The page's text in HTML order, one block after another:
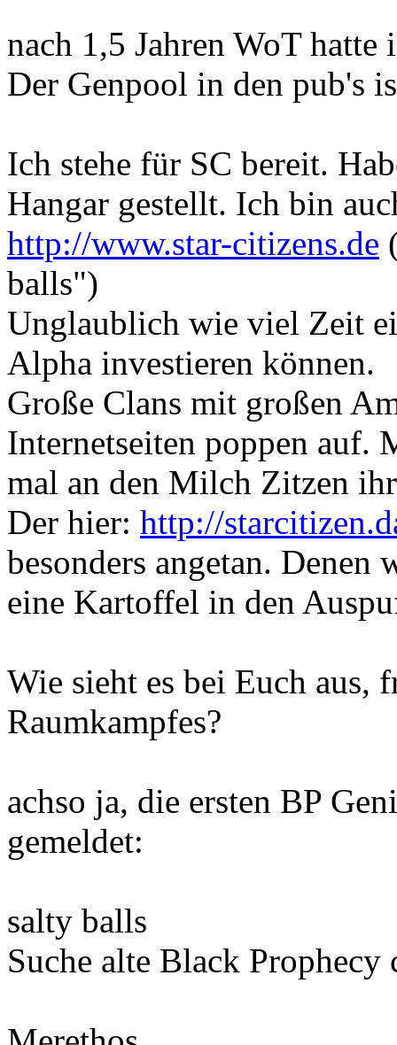
nach 1,5 Jahren WoT
Der Genpool in den pub's
Ich stehe für SC bereit.
Hangar gestellt. Ich bin
http://www.star-citizens.de
balls")
Unglaublich wie viel Zeit
Alpha investieren können.
Große Clans mit großen
Internetseiten poppen auf.
mal an den Milch Zitzen
Der hier: http://
besonders angetan.
eine Kartoffel in den
Wie sieht es bei Euch aus,
Raumkampfes?
achso ja, die ersten BP
gemeldet:
salty balls
Suche alte Black Prophecy